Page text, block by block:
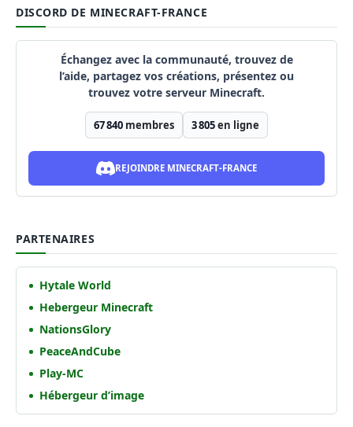
DISCORD DE MINECRAFT-FRANCE
Échangez avec la communauté, trouvez de
l’aide, partagez vos créations, présentez ou
trouvez votre serveur Minecraft.
67 840 membres 3 805en ligne
REJOINDRE MINECRAFT-FRANCE
PARTENAIRES
Hytale World
Hebergeur Minecraft
NationsGlory
PeaceAndCube
Play-MC
Hébergeur d’image